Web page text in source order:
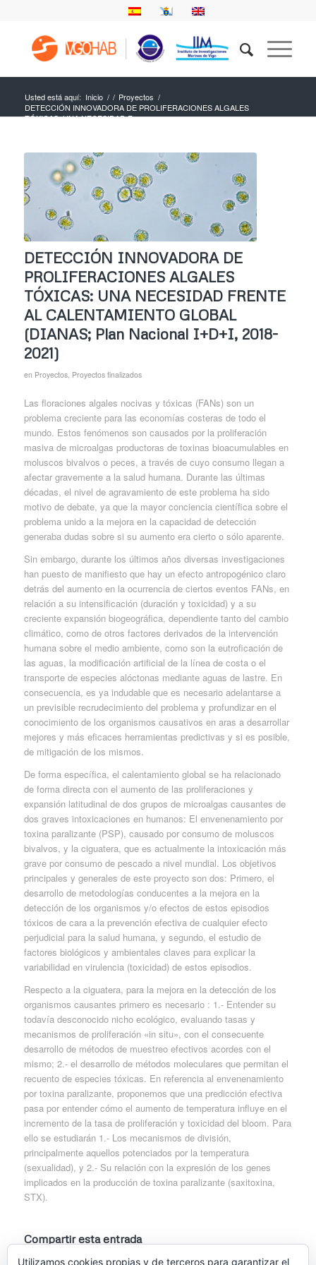
Usted está aquí: Inicio / / Proyectos /
DETECCIÓN INNOVADORA DE PROLIFERACIONES ALGALES
TÓXICAS: UNA NECESIDAD F...
DETECCIÓN INNOVADORA DE
PROLIFERACIONES ALGALES
TÓXICAS: UNA NECESIDAD FRENTE
AL CALENTAMIENTO GLOBAL
(DIANAS; Plan Nacional I+D+I, 2018-
2021)
en Proyectos, Proyectos finalizados
Las floraciones algales nocivas y tóxicas (FANs) son un
problema creciente para las economías costeras de todo el
mundo. Estos fenómenos son causados por la proliferación
masiva de microalgas productoras de toxinas bioacumulables en
moluscos bivalvos o peces, a través de cuyo consumo llegan a
afectar gravemente a la salud humana. Durante las últimas
décadas, el nivel de agravamiento de este problema ha sido
motivo de debate, ya que la mayor conciencia científica sobre el
problema unido a la mejora en la capacidad de detección
generaba dudas sobre si su aumento era cierto o sólo aparente.
Sin embargo, durante los últimos años diversas investigaciones
han puesto de manifiesto que hay un efecto antropogénico claro
detrás del aumento en la ocurrencia de ciertos eventos FANs, en
relación a su intensificación (duración y toxicidad) y a su
creciente expansión biogeográfica, dependiente tanto del cambio
climático, como de otros factores derivados de la intervención
humana sobre el medio ambiente, como son la eutroficación de
las aguas, la modificación artificial de la línea de costa o el
transporte de especies alóctonas mediante aguas de lastre. En
consecuencia, es ya indudable que es necesario adelantarse a
un previsible recrudecimiento del problema y profundizar en el
conocimiento de los organismos causativos en aras a desarrollar
mejores y más eficaces herramientas predictivas y si es posible,
de mitigación de los mismos.
De forma específica, el calentamiento global se ha relacionado
de forma directa con el aumento de las proliferaciones y
expansión latitudinal de dos grupos de microalgas causantes de
dos graves intoxicaciones en humanos: El envenenamiento por
toxina paralizante (PSP), causado por consumo de moluscos
bivalvos, y la ciguatera, que es actualmente la intoxicación más
grave por consumo de pescado a nivel mundial. Los objetivos
principales y generales de este proyecto son dos: Primero, el
desarrollo de metodologías conducentes a la mejora en la
detección de los organismos y/o efectos de estos episodios
tóxicos de cara a la prevención efectiva de cualquier efecto
perjudicial para la salud humana, y segundo, el estudio de
factores biológicos y ambientales claves para explicar la
variabilidad en virulencia (toxicidad) de estos episodios.
Respecto a la ciguatera, para la mejora en la detección de los
organismos causantes primero es necesario : 1.- Entender su
todavía desconocido nicho ecológico, evaluando tasas y
mecanismos de proliferación «in situ», con el consecuente
desarrollo de métodos de muestreo efectivos acordes con el
mismo; 2.- el desarrollo de métodos moleculares que permitan el
recuento de especies tóxicas. En referencia al envenenamiento
por toxina paralizante, proponemos que una predicción efectiva
pasa por entender cómo el aumento de temperatura influye en el
incremento de la tasa de proliferación y toxicidad del bloom. Para
ello se estudiarán 1.- Los mecanismos de división,
principalmente aquellos potenciados por la temperatura
(sexualidad), y 2.- Su relación con la expresión de los genes
implicados en la producción de toxina paralizante (saxitoxina,
STX).
Compartir esta entrada
Utilizamos cookies propias y de terceros para garantizar el